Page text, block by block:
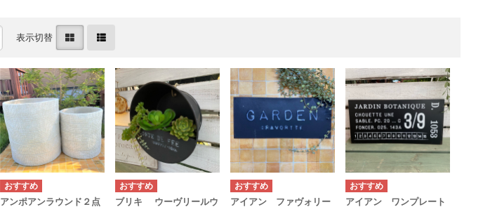
表示切替
アンポアンラウンド２点
ブリキ ウーヴリールウ
アイアン ファヴォリー
アイアン ワンプレート